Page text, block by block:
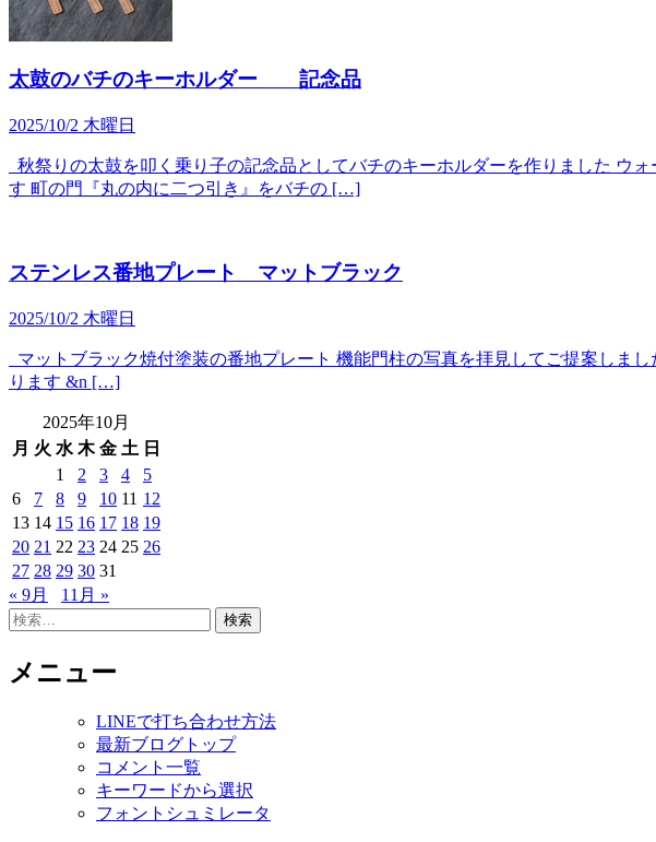
太鼓のバチのキーホルダー 記念品
2025/10/2 木曜日
秋祭りの太鼓を叩く乗り子の記念品としてバチのキーホルダーを作りました ウ
す 町の門『丸の内に二つ引き』をバチの […]
ステンレス番地プレート マットブラック
2025/10/2 木曜日
マットブラック焼付塗装の番地プレート 機能門柱の写真を拝見してご提案し
ります &n […]
2025年10月
月 火 水 木 金 土 日
1
2 3 4
5
6
7 8 9 10 11 12
13 14 15 16 17 18 19
20 21 22 23 24 25 26
27 28 29 30 31
« 9月
11月 »
検
メニュー
LINEで打ち合わせ方法
最新ブログトップ
コメント一覧
キーワードから選択
フォントシュミレータ